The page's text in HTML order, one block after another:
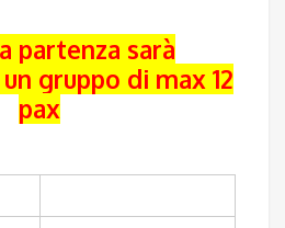
partenza sarà
gruppo di max 12
pax